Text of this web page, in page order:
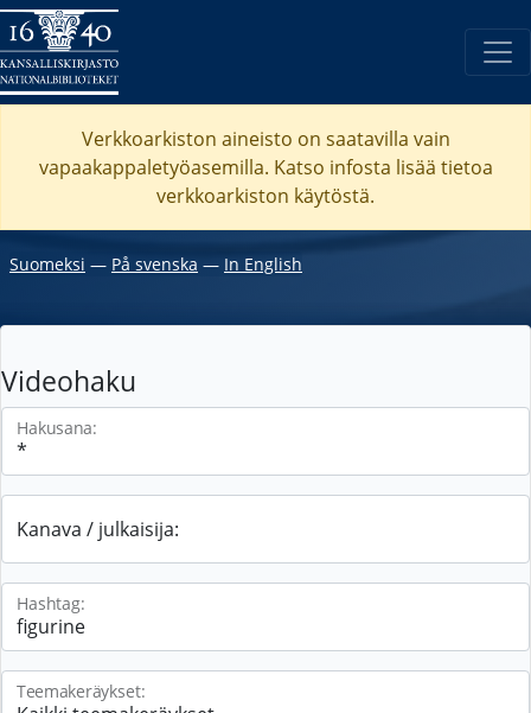
Verkkoarkiston aineisto on saatavilla vain
vapaakappaletyöasemilla. Katso infosta lisää tietoa
verkkoarkiston käytöstä.
Suomeksi ― På svenska ― In English
Videohaku
Hakusana:
Kanava / julkaisija:
Hashtag:
Teemakeräykset: